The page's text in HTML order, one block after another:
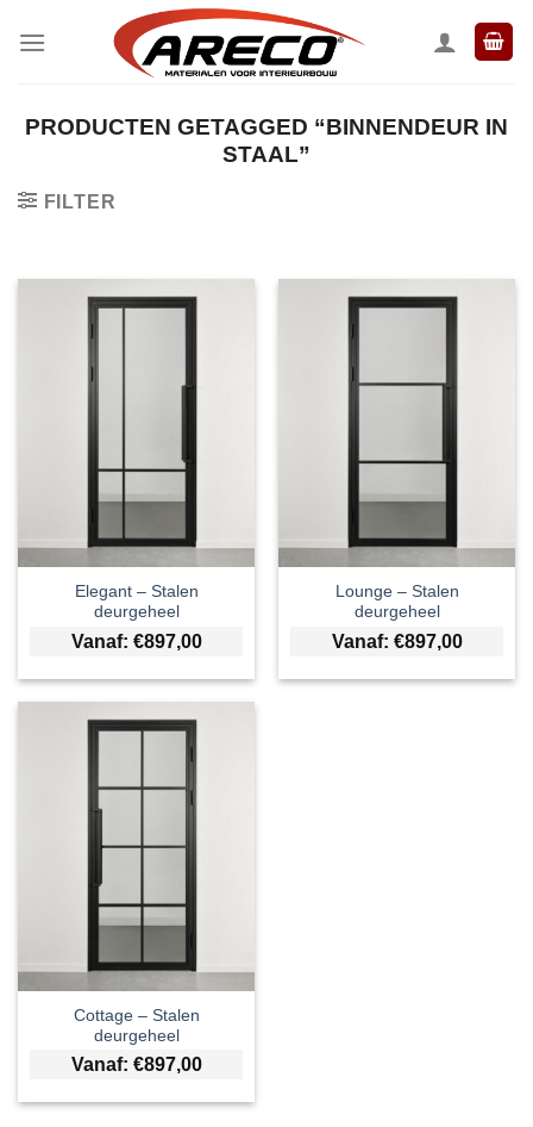
naar
PRODUCTEN GETAGGED “BINNENDEUR IN
STAAL”
FILTER
Elegant – Stalen
deurgeheel
Vanaf: €897,00
Lounge – Stalen
deurgeheel
Vanaf: €897,00
Cottage – Stalen
deurgeheel
Vanaf: €897,00